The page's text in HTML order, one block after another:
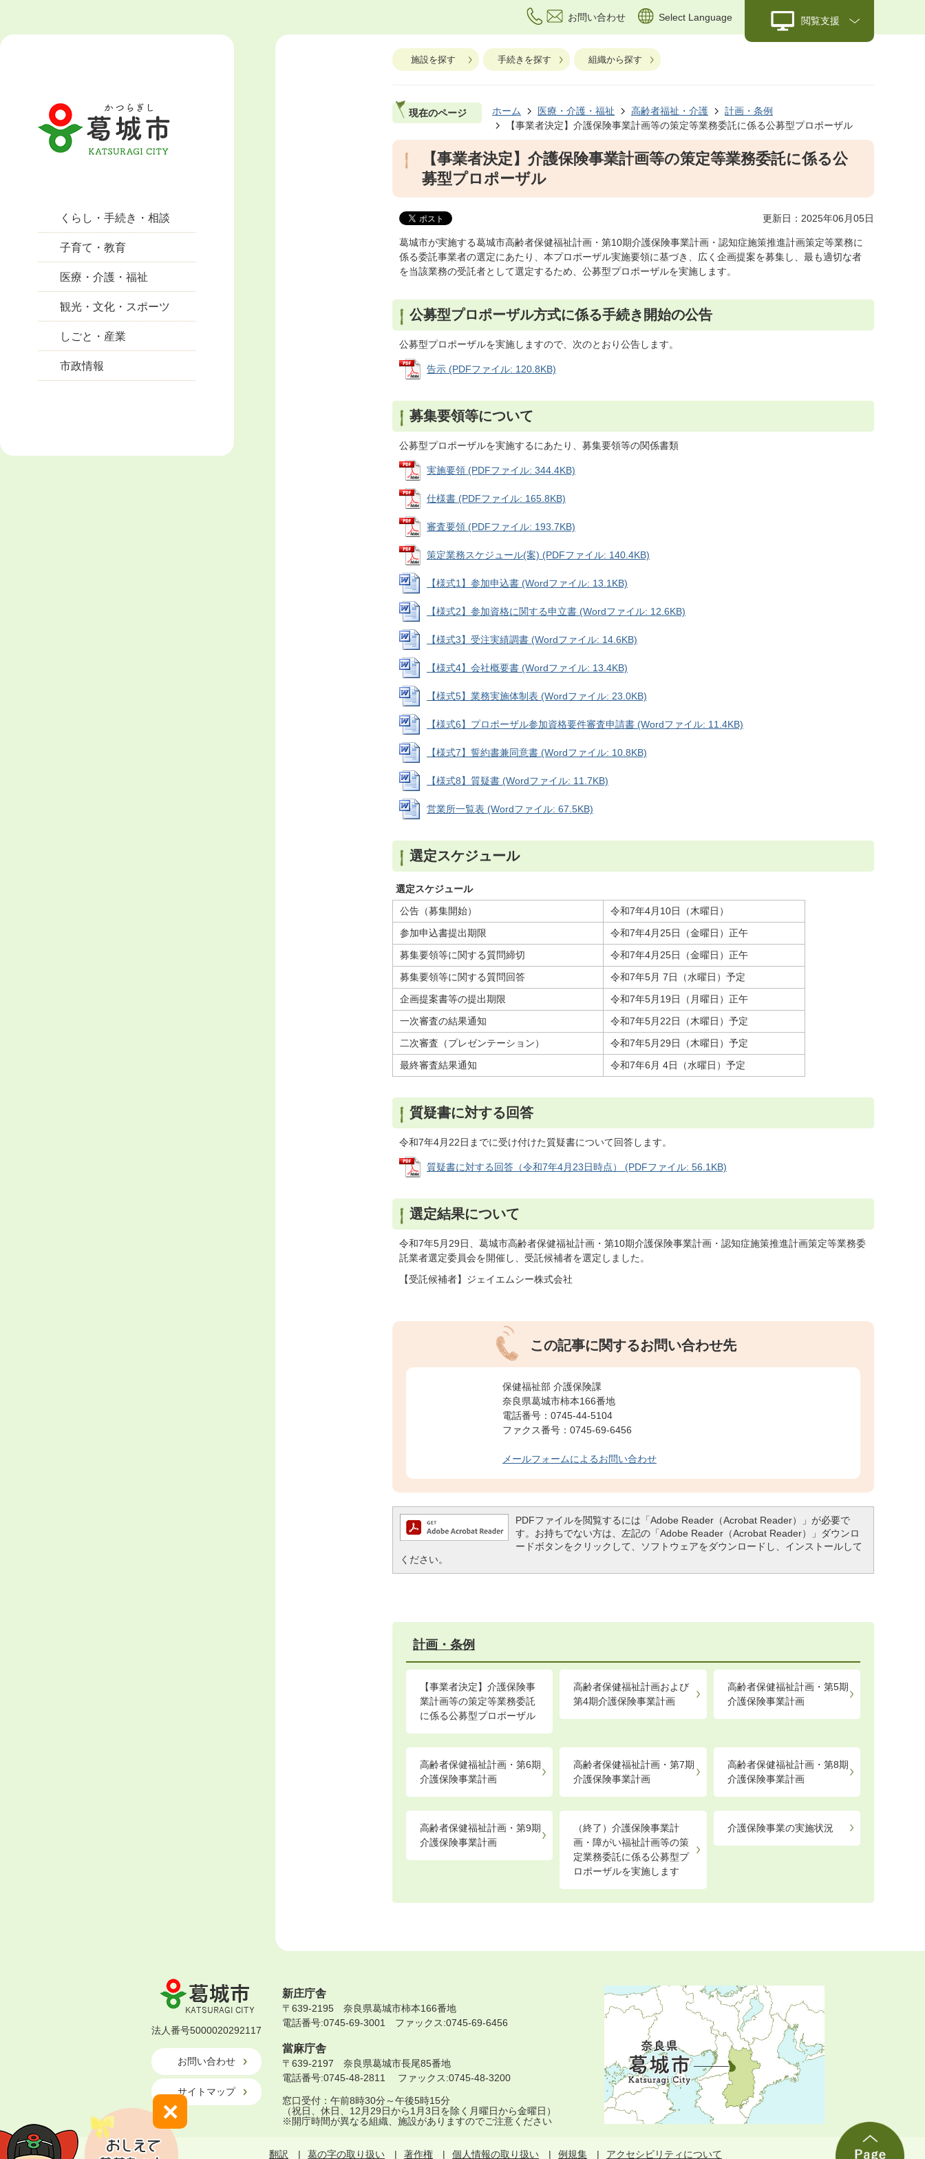
お問い合わせ Select Language 閲覧支援
くらし・手続き・相談
子育て・教育
医療・介護・福祉
観光・文化・スポーツ
しごと・産業
市政情報
施設を探す 手続きを探す 組織から探す
現在のページ ホーム 医療・介護・福祉 高齢者福祉・介護
計画・条例
【事業者決定】介護保険事業計画等の策定等業務委託に係る公募型プロポーザル
【事業者決定】介護保険事業計画等の策定等業務委託に係る公
募型プロポーザル
更新日：2025年06月05日
葛城市が実施する葛城市高齢者保健福祉計画・第10期介護保険事業計画・認知症施策推進計画策定等業務に
係る委託事業者の選定にあたり、本プロポーザル実施要領に基づき、広く企画提案を募集し、最も適切な者
を当該業務の受託者として選定するため、公募型プロポーザルを実施します。
公募型プロポーザル方式に係る手続き開始の公告
公募型プロポーザルを実施しますので、次のとおり公告します。
告示 (PDFファイル: 120.8KB)
募集要領等について
公募型プロポーザルを実施するにあたり、募集要領等の関係書類
実施要領 (PDFファイル: 344.4KB)
仕様書 (PDFファイル: 165.8KB)
審査要領 (PDFファイル: 193.7KB)
策定業務スケジュール(案) (PDFファイル: 140.4KB)
【様式1】参加申込書 (Wordファイル: 13.1KB)
【様式2】参加資格に関する申立書 (Wordファイル: 12.6KB)
【様式3】受注実績調書 (Wordファイル: 14.6KB)
【様式4】会社概要書 (Wordファイル: 13.4KB)
【様式5】業務実施体制表 (Wordファイル: 23.0KB)
【様式6】プロポーザル参加資格要件審査申請書 (Wordファイル: 11.4KB)
【様式7】誓約書兼同意書 (Wordファイル: 10.8KB)
【様式8】質疑書 (Wordファイル: 11.7KB)
営業所一覧表 (Wordファイル: 67.5KB)
選定スケジュール
選定スケジュール
公告（募集開始）
令和7年4月10日（木曜日）
参加申込書提出期限
令和7年4月25日（金曜日）正午
募集要領等に関する質問締切
令和7年4月25日（金曜日）正午
募集要領等に関する質問回答
令和7年5月 7日（水曜日）予定
企画提案書等の提出期限
令和7年5月19日（月曜日）正午
一次審査の結果通知
令和7年5月22日（木曜日）予定
二次審査（プレゼンテーション）
令和7年5月29日（木曜日）予定
最終審査結果通知
令和7年6月 4日（水曜日）予定
質疑書に対する回答
令和7年4月22日までに受け付けた質疑書について回答します。
質疑書に対する回答（令和7年4月23日時点） (PDFファイル: 56.1KB)
選定結果について
令和7年5月29日、葛城市高齢者保健福祉計画・第10期介護保険事業計画・認知症施策推進計画策定等業務委
託業者選定委員会を開催し、受託候補者を選定しました。
【受託候補者】ジェイエムシー株式会社
この記事に関するお問い合わせ先
保健福祉部 介護保険課
奈良県葛城市柿本166番地
電話番号：0745-44-5104
ファクス番号：0745-69-6456
メールフォームによるお問い合わせ
PDFファイルを閲覧するには「Adobe Reader（Acrobat Reader）」が必要で
す。お持ちでない方は、左記の「Adobe Reader（Acrobat Reader）」ダウンロ
ードボタンをクリックして、ソフトウェアをダウンロードし、インストールして
ください。
計画・条例
【事業者決定】介護保険事
業計画等の策定等業務委託
に係る公募型プロポーザル
高齢者保健福祉計画および
第4期介護保険事業計画
高齢者保健福祉計画・第5期
介護保険事業計画
高齢者保健福祉計画・第6期
介護保険事業計画
高齢者保健福祉計画・第7期
介護保険事業計画
高齢者保健福祉計画・第8期
介護保険事業計画
高齢者保健福祉計画・第9期
介護保険事業計画
（終了）介護保険事業計
画・障がい福祉計画等の策
定業務委託に係る公募型プ
ロポーザルを実施します
介護保険事業の実施状況
葛
城
市
KATSURAGI
CITY
法人番号5000020292117
お問い合わせ
サイトマップ
新庄庁舎
〒639-2195 奈良県葛城市柿本166番地
電話番号:0745-69-3001 ファックス:0745-69-6456
當麻庁舎
〒639-2197 奈良県葛城市長尾85番地
電話番号:0745-48-2811 ファックス:0745-48-3200
窓口受付：午前8時30分～午後5時15分
（祝日、休日、12月29日から1月3日を除く月曜日から金曜日）
※開庁時間が異なる組織、施設がありますのでご注意ください
翻訳 葛の字の取り扱い 著作権 個人情報の取り扱い 例規集 アクセシビリティについて
×